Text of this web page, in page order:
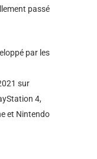
passé
par les
sur
4,
et Nintendo